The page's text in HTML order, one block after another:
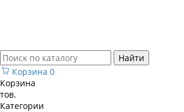
Найти
Корзина 0
Корзина
тов.
Категории